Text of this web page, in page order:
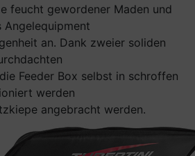
feucht gewordener Maden und
Angelequipment
an. Dank zweier soliden
Feeder Box selbst in schroffen
werden
angebracht werden.